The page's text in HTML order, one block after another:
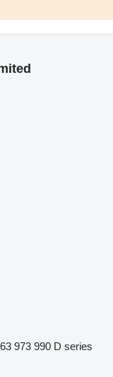
973 990 D series